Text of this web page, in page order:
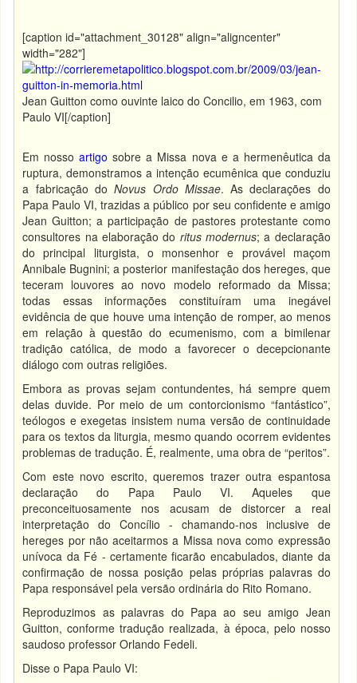
[caption id="attachment_30128" align="aligncenter"
width="282"]
Jean Guitton como ouvinte laico do Concilio, em 1963, com
Paulo VI[/caption]
Em nossoartigo sobre a Missa nova e a hermenêutica da
ruptura, demonstramos a intenção ecumênica que conduziu
a fabricação doNovus Ordo Missae. As declarações do
Papa Paulo VI, trazidas a público por seu confidente e amigo
Jean Guitton; a participação de pastores protestante como
consultores na elaboração do ritus modernus; a declaração
do principal liturgista, o monsenhor e provável maçom
Annibale Bugnini; a posterior manifestação dos hereges, que
teceram louvores ao novo modelo reformado da Missa;
todas essas informações constituíram uma inegável
evidência de que houve uma intenção de romper, ao menos
em relação à questão do ecumenismo, com a bimilenar
tradição católica, de modo a favorecer o decepcionante
diálogo com outras religiões.
Embora as provas sejam contundentes, há sempre quem
delas duvide. Por meio de um contorcionismo “fantástico”,
teólogos e exegetas insistem numa versão de continuidade
para os textos da liturgia, mesmo quando ocorrem evidentes
problemas de tradução. É, realmente, uma obra de “peritos”.
Com este novo escrito, queremos trazer outra espantosa
declaração do Papa Paulo VI. Aqueles que
preconceituosamente nos acusam de distorcer a real
interpretação do Concílio - chamando-nos inclusive de
hereges por não aceitarmos a Missa nova como expressão
unívoca da Fé - certamente ficarão encabulados, diante da
confirmação de nossa posição pelas próprias palavras do
Papa responsável pela versão ordinária do Rito Romano.
Reproduzimos as palavras do Papa ao seu amigo Jean
Guitton, conforme tradução realizada, à época, pelo nosso
saudoso professor Orlando Fedeli.
Disse o Papa Paulo VI: